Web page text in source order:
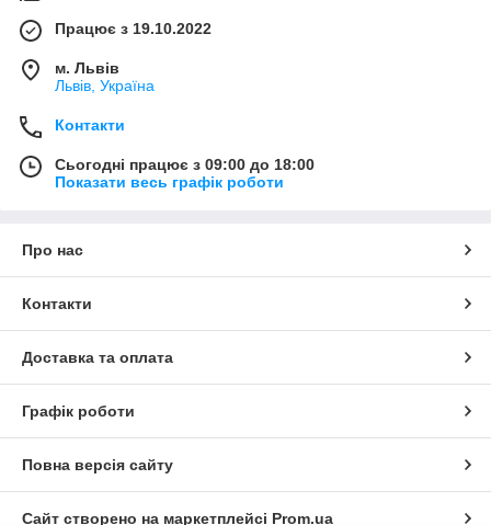
Працює з 19.10.2022
м. Львів
Львів, Україна
Контакти
Сьогодні працює з 09:00 до 18:00
Показати весь графік роботи
Про нас
Контакти
Доставка та оплата
Графік роботи
Повна версія сайту
Сайт створено на маркетплейсі Prom.ua